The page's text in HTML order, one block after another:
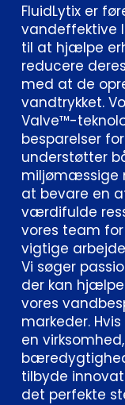
FluidLytix er
vandeffektive
til at hjælpe
reducere
med at de
vandtrykket.
Valve™-
besparelser
understøtter
miljømæssige
at bevare en
værdifulde
vores team
vigtige
Vi søger
der kan
vores
markeder.
en
tilbyde
det perfekte